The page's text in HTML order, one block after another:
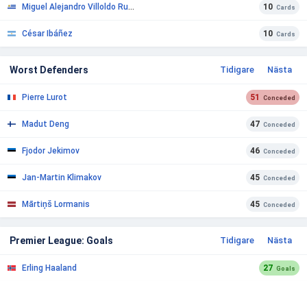
Miguel Alejandro Villoldo Rueda 10 Cards
César Ibáñez 10 Cards
Worst Defenders Tidigare Nästa
Pierre Lurot 51 Conceded
Madut Deng 47 Conceded
Fjodor Jekimov 46 Conceded
Jan-Martin Klimakov 45 Conceded
Mārtiņš Lormanis 45 Conceded
Premier League: Goals Tidigare Nästa
Erling Haaland 27 Goals